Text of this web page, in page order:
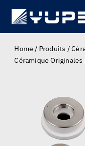
Home / Produits /
Céramique Originales